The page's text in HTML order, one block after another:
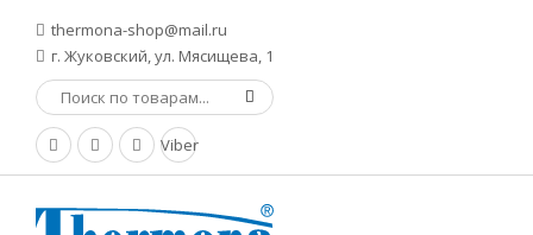
thermona-shop@mail.ru
г. Жуковский, ул. Мясищева, 1
Viber